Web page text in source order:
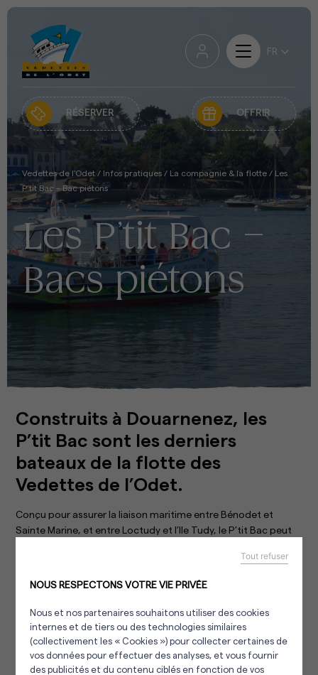
NOUS RESPECTONS VOTRE VIE PRIVÉE
Nous et nos partenaires souhaitons utiliser des cookies
internes et de tiers ou des technologies similaires
(collectivement les « Cookies ») pour collecter certaines de
vos données pour effectuer des analyses, et vous fournir
des publicités et du contenu ciblés en fonction de vos
Tout refuser
RÉSERVER OFFRIR
Vedettes de l'Odet / Infos pratiques / La compagnie & la flotte / Les
P’tit Bac – Bac piétons
Les P’tit Bac –
Bacs piétons
Construits à Douarnenez, les
P’tit Bac sont les derniers
bateaux de la flotte des
Vedettes de l’Odet.
Conçu pour assurer la liaison maritime entre Bénodet et
Sainte Marine, et entre Loctudy et l’Ile Tudy, le P’tit Bac peut